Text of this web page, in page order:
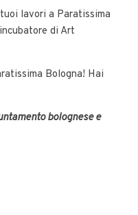
lavori a Paratissima
di Art
Bologna! Hai
bolognese e